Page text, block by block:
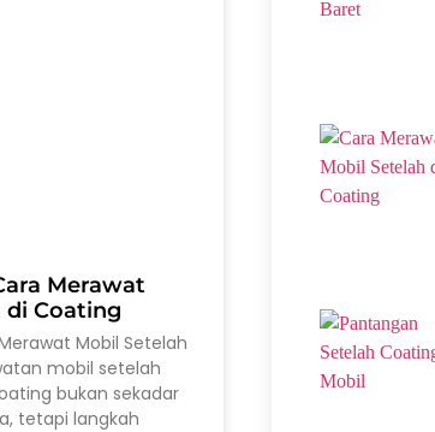
Merawat
di Coating
Mobil Setelah
mobil setelah
bukan sekadar
tetapi langkah